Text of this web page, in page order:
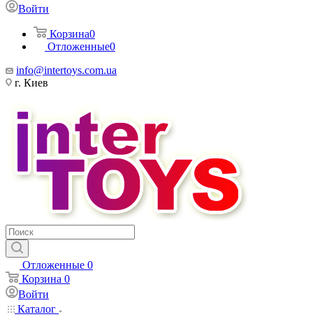
Войти
Корзина0
Отложенные0
info@intertoys.com.ua
г. Киев
Отложенные 0
Корзина 0
Войти
Каталог